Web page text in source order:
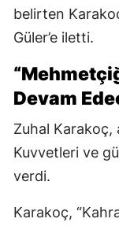
belirten
Güler’e iletti.
Devam
Zuhal Karakoç,
Kuvvetleri ve
verdi.
Karakoç,